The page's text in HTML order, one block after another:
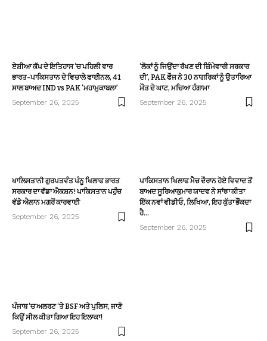
ਏਸ਼ੀਆ ਕੱਪ ਦੇ ਇਤਿਹਾਸ ‘ਚ ਪਹਿਲੀ ਵਾਰ
ਭਾਰਤ-ਪਾਕਿਸਤਾਨ ਦੇ ਵਿਚਾਲੇ ਫਾਈਨਲ, 41
ਸਾਲ ਬਾਅਦ IND vs PAK ‘ਮਹਾਮੁਕਾਬਲਾ’
September 26, 2025
‘ਲੋਕਾਂ ਨੂੰ ਜਿਉਂਦਾ ਰੱਖਣ ਦੀ ਜ਼ਿੰਮੇਵਾਰੀ ਸਰਕਾਰ
ਦੀ’, PAK ਫੌਜ ਨੇ 30 ਨਾਗਰਿਕਾਂ ਨੂੰ ਉਤਾਰਿਆ
ਮੌਤ ਦੇ ਘਾਟ, ਮਚਿਆ ਹੰਗਾਮਾ
September 26, 2025
ਖਾਲਿਸਤਾਨੀ ਗੁਰਪਤਵੰਤ ਪੰਨੂ ਖਿਲਾਫ ਭਾਰਤ
ਸਰਕਾਰ ਦਾ ਵੱਡਾ ਐਕਸ਼ਨ! ਪਾਕਿਸਤਾਨ ਪਹੁੰਚ
ਵੱਡੇ ਐਲਾਨ ਮਗਰੋਂ ਕਾਰਵਾਈ
September 26, 2025
ਪਾਕਿਸਤਾਨ ਖਿਲਾਫ ਮੈਚ ਦੌਰਾਨ ਹੋਏ ਵਿਵਾਦ ਤੋਂ
ਬਾਅਦ ਸੂਰਿਆਕੁਮਾਰ ਯਾਦਵ ਨੇ ਸਾਂਝਾ ਕੀਤਾ
ਇੱਕ ਨਵਾਂ ਵੀਡੀਓ, ਲਿਖਿਆ, ਇਹ ਕੁੱਤਾ ਭੌਂਕਦਾ
ਹੈ…
September 26, 2025
ਪੰਜਾਬ ‘ਚ ਅਲਰਟ ‘ਤੇ BSF ਅਤੇ ਪੁਲਿਸ, ਜਾਣੋ
ਕਿਉਂ ਸੀਲ ਕੀਤਾ ਗਿਆ ਇਹ ਇਲਾਕਾ!
September 26, 2025